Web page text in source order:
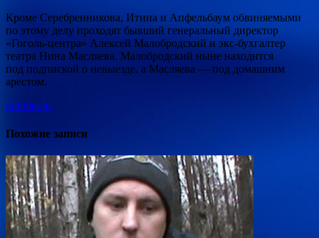
Кроме Серебренникова, Итина и Апфельбаум обвиняемыми
по этому делу проходят бывший генеральный директор
«Гоголь-центра» Алексей Малобродский и экс-бухгалтер
театра Нина Масляева. Малобродский ныне находится
под подпиской о невыезде, а Масляева — под домашним
арестом.
rambler.ru
Похожие записи